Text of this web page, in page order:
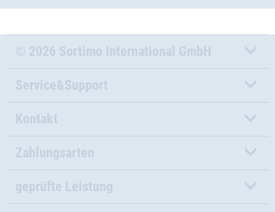
© 2026 Sortimo International GmbH
Service&Support
Kontakt
Zahlungsarten
geprüfte Leistung